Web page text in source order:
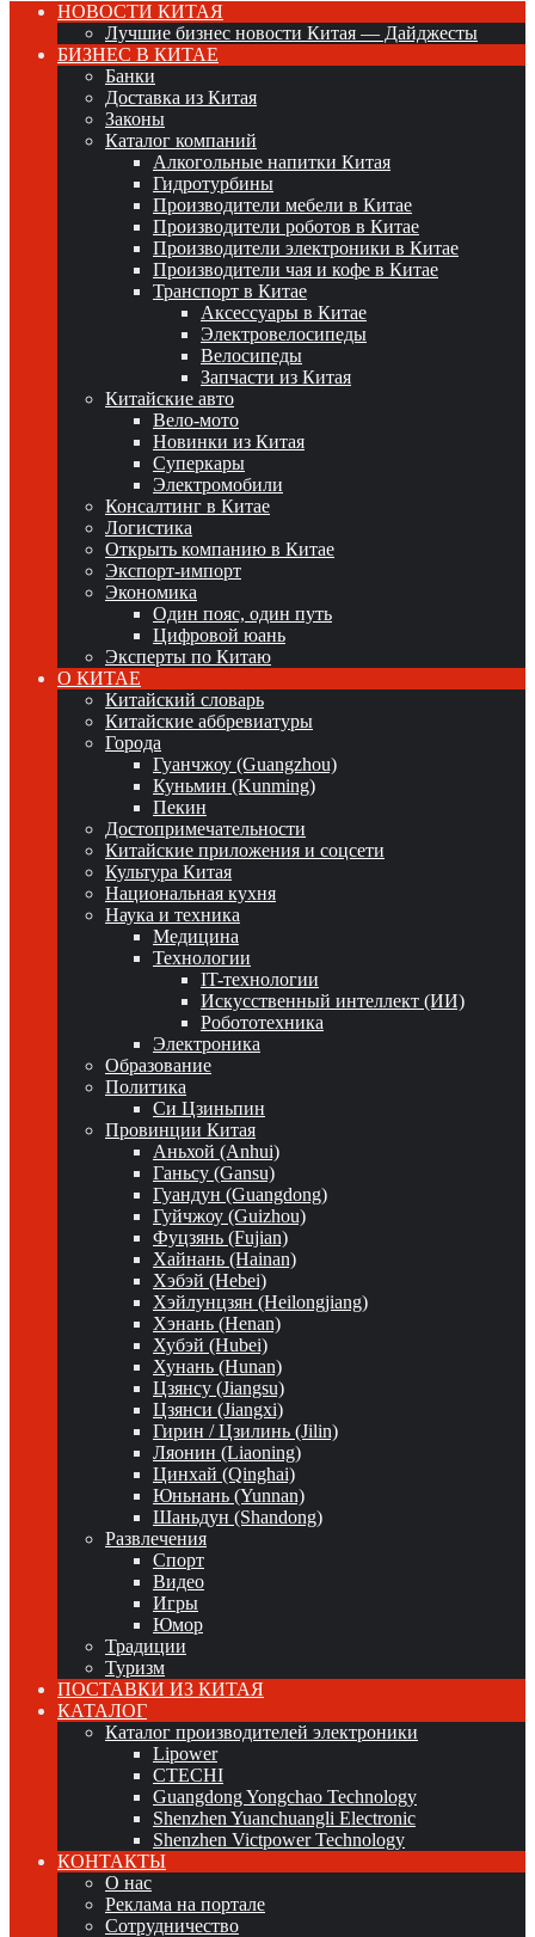
НОВОСТИ КИТАЯ
Лучшие бизнес новости Китая — Дайджесты
БИЗНЕС В КИТАЕ
Банки
Доставка из Китая
Законы
Каталог компаний
Алкогольные напитки Китая
Гидротурбины
Производители мебели в Китае
Производители роботов в Китае
Производители электроники в Китае
Производители чая и кофе в Китае
Транспорт в Китае
Аксессуары в Китае
Электровелосипеды
Велосипеды
Запчасти из Китая
Китайские авто
Вело-мото
Новинки из Китая
Суперкары
Электромобили
Консалтинг в Китае
Логистика
Открыть компанию в Китае
Экспорт-импорт
Экономика
Один пояс, один путь
Цифровой юань
Эксперты по Китаю
О КИТАЕ
Китайский словарь
Китайские аббревиатуры
Города
Гуанчжоу (Guangzhou)
Куньмин (Kunming)
Пекин
Достопримечательности
Китайские приложения и соцсети
Культура Китая
Национальная кухня
Наука и техника
Медицина
Технологии
IT-технологии
Искусственный интеллект (ИИ)
Робототехника
Электроника
Образование
Политика
Си Цзиньпин
Провинции Китая
Аньхой (Anhui)
Ганьсу (Gansu)
Гуандун (Guangdong)
Гуйчжоу (Guizhou)
Фуцзянь (Fujian)
Хайнань (Hainan)
Хэбэй (Hebei)
Хэйлунцзян (Heilongjiang)
Хэнань (Henan)
Хубэй (Hubei)
Хунань (Hunan)
Цзянсу (Jiangsu)
Цзянси (Jiangxi)
Гирин / Цзилинь (Jilin)
Ляонин (Liaoning)
Цинхай (Qinghai)
Юньнань (Yunnan)
Шаньдун (Shandong)
Развлечения
Спорт
Видео
Игры
Юмор
Традиции
Туризм
ПОСТАВКИ ИЗ КИТАЯ
КАТАЛОГ
Каталог производителей электроники
Lipower
CTECHI
Guangdong Yongchao Technology
Shenzhen Yuanchuangli Electronic
Shenzhen Victpower Technology
КОНТАКТЫ
О нас
Реклама на портале
Сотрудничество